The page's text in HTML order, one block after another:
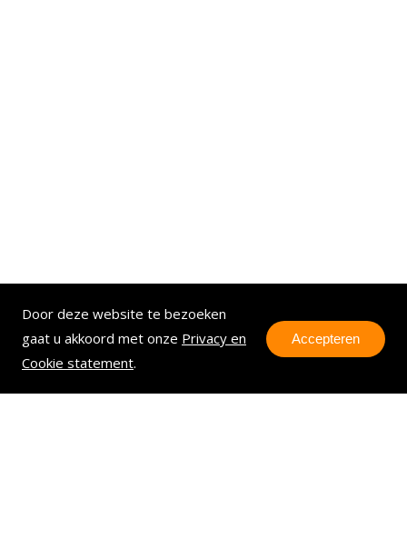
Door deze website te bezoeken
gaat u akkoord met onze Privacy en
Cookie statement.
Accepteren